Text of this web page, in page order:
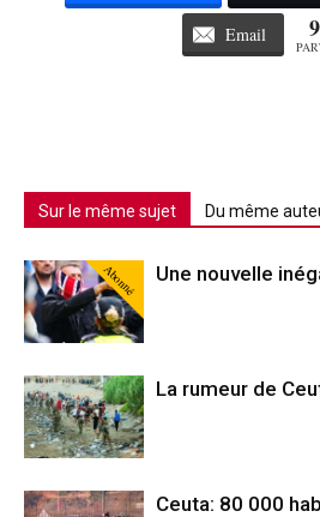
Email
Sur le même sujet Du même
Abonné Une nouvelle
La rumeur de
Ceuta: 80 000